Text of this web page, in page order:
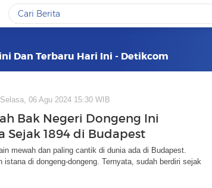
Dan Terbaru Hari Ini - Detikcom
Selasa, 06 Agu 2024 15:30 WIB
Bak Negeri Dongeng Ini
Sejak 1894 di Budapest
mewah dan paling cantik di dunia ada di Budapest.
istana di dongeng-dongeng. Ternyata, sudah berdiri sejak